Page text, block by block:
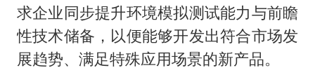
求企业同步提升环境模拟测试能力与前瞻
性技术储备，以便能够开发出符合市场发
展趋势、满足特殊应用场景的新产品。